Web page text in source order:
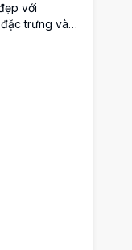
với
trưng và